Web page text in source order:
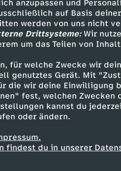
anzupassen und
auf Basis
werden von uns nicht
Drittsysteme:Wir
um das Teilen von
für welche Zwecke wir
genutztes Gerät. Mit
die wir deine Einwilligung
fest, welchen Zwecken
kannst du
oder ändern.
findest du in unserer
mit Fritz Fuchs
Nachbasteln
Rezept
und Korn"